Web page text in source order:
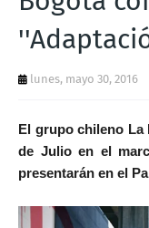
T
S
lunes, mayo 30, 2016
El grupo chileno La
de Julio en el
presentarán en el